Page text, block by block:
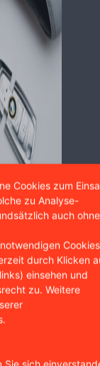
Cookies zum
zu Analyse-
auch ohne
durch Klicken
einsehen und
zu. Weitere